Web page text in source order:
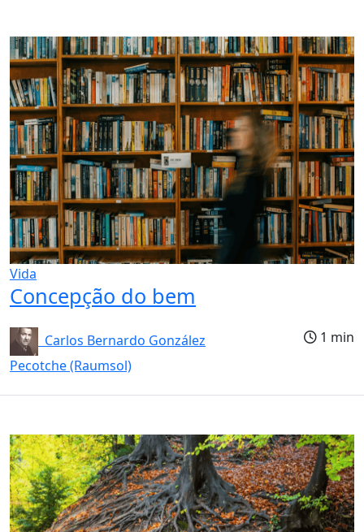
Vida
Concepção do bem
Carlos Bernardo González
Pecotche (Raumsol)
1 min